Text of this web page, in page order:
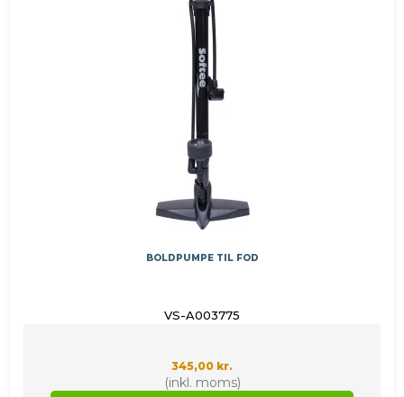
BOLDPUMPE TIL FOD
VS-A003775
345,00 kr.
(inkl. moms)